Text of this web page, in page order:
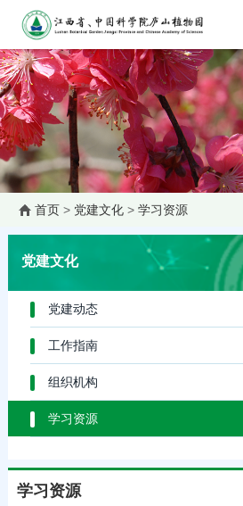
首页> 党建文化> 学习资源
党建文化
党建动态
工作指南
组织机构
学习资源
学习资源